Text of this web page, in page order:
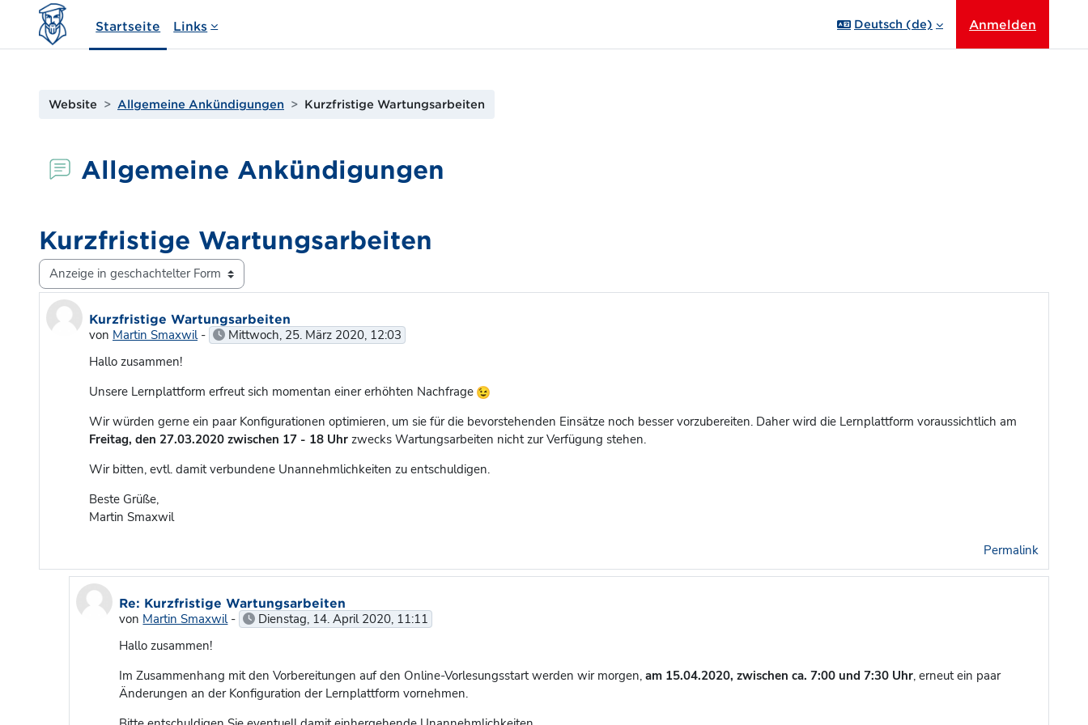
Zum Hauptinhalt
Startseite Links Deutsch ‎(de)‎ Anmelden
Website Allgemeine Ankündigungen Kurzfristige Wartungsarbeiten
Allgemeine Ankündigungen
Kurzfristige Wartungsarbeiten
Anzeigemodus
Kurzfristige Wartungsarbeiten
von Martin Smaxwil- Mittwoch, 25. März 2020, 12:03
Hallo zusammen!
Unsere Lernplattform erfreut sich momentan einer erhöhten Nachfrage
Wir würden gerne ein paar Konfigurationen optimieren, um sie für die bevorstehenden Einsätze noch besser vorzubereiten. Daher wird die Lernplattform voraussichtlich am
Freitag, den 27.03.2020 zwischen 17 - 18 Uhr zwecks Wartungsarbeiten nicht zur Verfügung stehen.
Wir bitten, evtl. damit verbundene Unannehmlichkeiten zu entschuldigen.
Beste Grüße,
Martin Smaxwil
Permalink
Re: Kurzfristige Wartungsarbeiten
von Martin Smaxwil-
Dienstag, 14. April 2020, 11:11
Hallo zusammen!
Im Zusammenhang mit den Vorbereitungen auf den Online-Vorlesungsstart werden wir morgen,am 15.04.2020, zwischen ca. 7:00 und 7:30 Uhr, erneut ein paar
Änderungen an der Konfiguration der Lernplattform vornehmen.